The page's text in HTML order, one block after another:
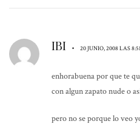
IBI • 20 JUNIO, 2008 LAS 8:51
enhorabuena por que te
con algun zapato nude o
pero no se porque lo veo